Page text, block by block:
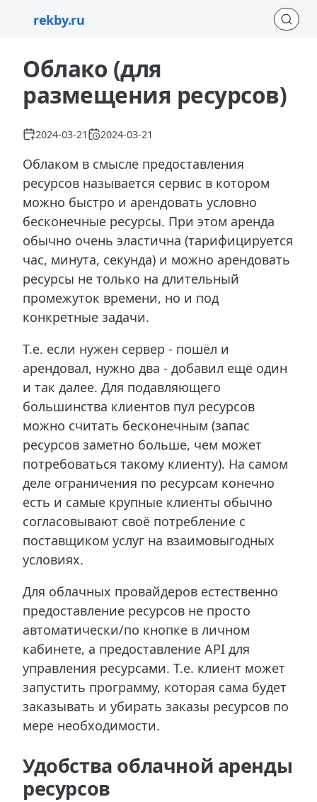
rekby.ru
Облако (для
размещения ресурсов)
2024-03-21 2024-03-21
Облаком в смысле предоставления
ресурсов называется сервис в котором
можно быстро и арендовать условно
бесконечные ресурсы. При этом аренда
обычно очень эластична (тарифицируется
час, минута, секунда) и можно арендовать
ресурсы не только на длительный
промежуток времени, но и под
конкретные задачи.
Т.е. если нужен сервер - пошёл и
арендовал, нужно два - добавил ещё один
и так далее. Для подавляющего
большинства клиентов пул ресурсов
можно считать бесконечным (запас
ресурсов заметно больше, чем может
потребоваться такому клиенту). На самом
деле ограничения по ресурсам конечно
есть и самые крупные клиенты обычно
согласовывают своё потребление с
поставщиком услуг на взаимовыгодных
условиях.
Для облачных провайдеров естественно
предоставление ресурсов не просто
автоматически/по кнопке в личном
кабинете, а предоставление API для
управления ресурсами. Т.е. клиент может
запустить программу, которая сама будет
заказывать и убирать заказы ресурсов по
мере необходимости.
Удобства облачной аренды
ресурсов